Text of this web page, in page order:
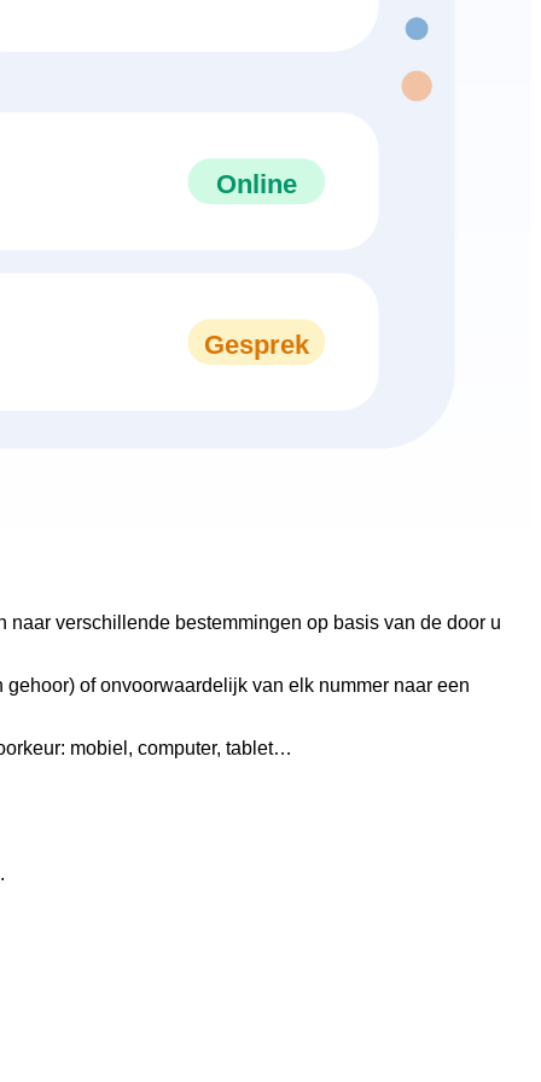
Online
Gesprek
verschillende bestemmingen op basis van de door u
of onvoorwaardelijk van elk nummer naar een
mobiel, computer, tablet…